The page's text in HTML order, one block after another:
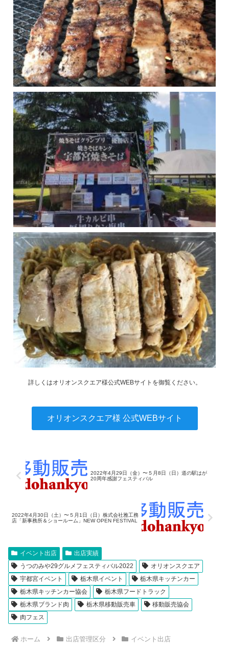
詳しくはオリオンスクエア様公式WEBサイトを御覧ください。
オリオンスクエア様 公式WEBサイト
2022年4月29日（金）〜５月8日（日）道の駅はが
20周年感謝フェスティバル
2022年4月30日（土）〜５月1日（日）株式会社雅工務
店「新事務所＆ショールーム」NEW OPEN FESTIVAL
イベント出店
出店実績
うつのみや29グルメフェスティバル2022
オリオンスクエア
宇都宮イベント
栃木県イベント
栃木県キッチンカー
栃木県キッチンカー協会
栃木県フードトラック
栃木県ブランド肉
栃木県移動販売車
移動販売協会
肉フェス
ホーム 出店管理区分 イベント出店